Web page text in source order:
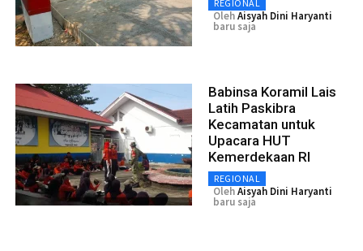
REGIONAL
OlehAisyah Dini Haryanti
baru saja
Babinsa Koramil Lais
Latih Paskibra
Kecamatan untuk
Upacara HUT
Kemerdekaan RI
REGIONAL
OlehAisyah Dini Haryanti
baru saja